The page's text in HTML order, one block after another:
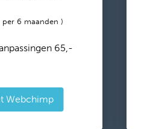
per 6 maanden )
65,-
Webchimp